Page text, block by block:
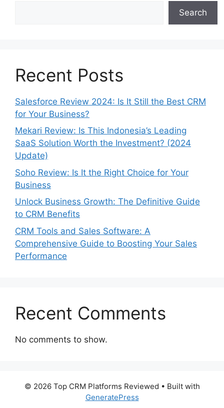
Search
Recent Posts
Salesforce Review 2024: Is It Still the Best CRM
for Your Business?
Mekari Review: Is This Indonesia’s Leading
SaaS Solution Worth the Investment? (2024
Update)
Soho Review: Is It the Right Choice for Your
Business
Unlock Business Growth: The Definitive Guide
to CRM Benefits
CRM Tools and Sales Software: A
Comprehensive Guide to Boosting Your Sales
Performance
Recent Comments
No comments to show.
© 2026 Top CRM Platforms Reviewed • Built with
GeneratePress